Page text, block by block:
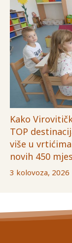
Kako
TOP
više u
novih 450
3 kolovoza, 2026